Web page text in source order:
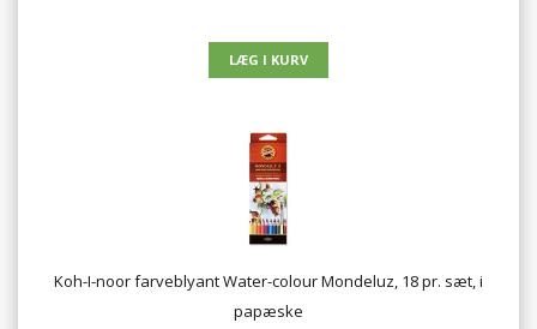
Koh-I-noor farveblyant Water-colour Mondeluz, 18 pr. sæt, i
papæske